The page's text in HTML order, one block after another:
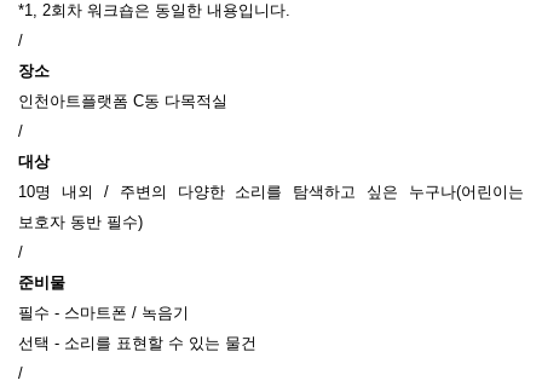
*1, 2회차 워크숍은 동일한 내용입니다.
/
장소
인천아트플랫폼 C동 다목적실
/
대상
10명 내외 / 주변의 다양한 소리를 탐색하고 싶은 누구나(어린이는
보호자 동반 필수)
/
준비물
필수 - 스마트폰 / 녹음기
선택 - 소리를 표현할 수 있는 물건
/